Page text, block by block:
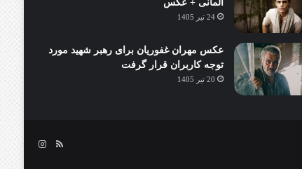
آلمانی + عکس
24 تیر 1405
عکس مهران غفوریان برای رهبر شهید مورد
توجه کاربران قرار گرفت
20 تیر 1405
خوراکاینستاگرام